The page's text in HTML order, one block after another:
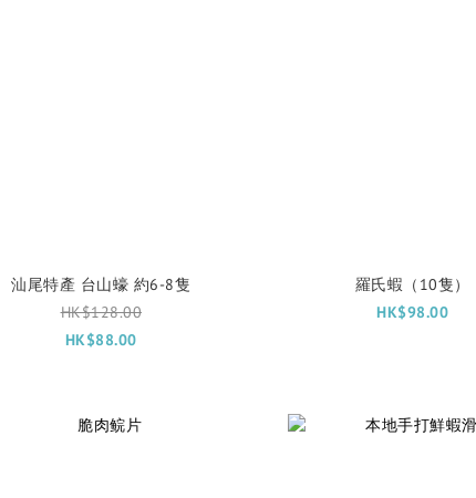
汕尾特產 台山蠔 約6-8隻
HK$128.00
HK$88.00
羅氏蝦（10隻）
HK$98.00